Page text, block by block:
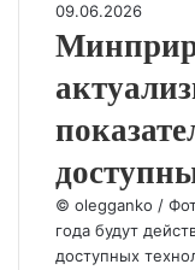
09.06.2026
© olegganko /
года будут
доступных